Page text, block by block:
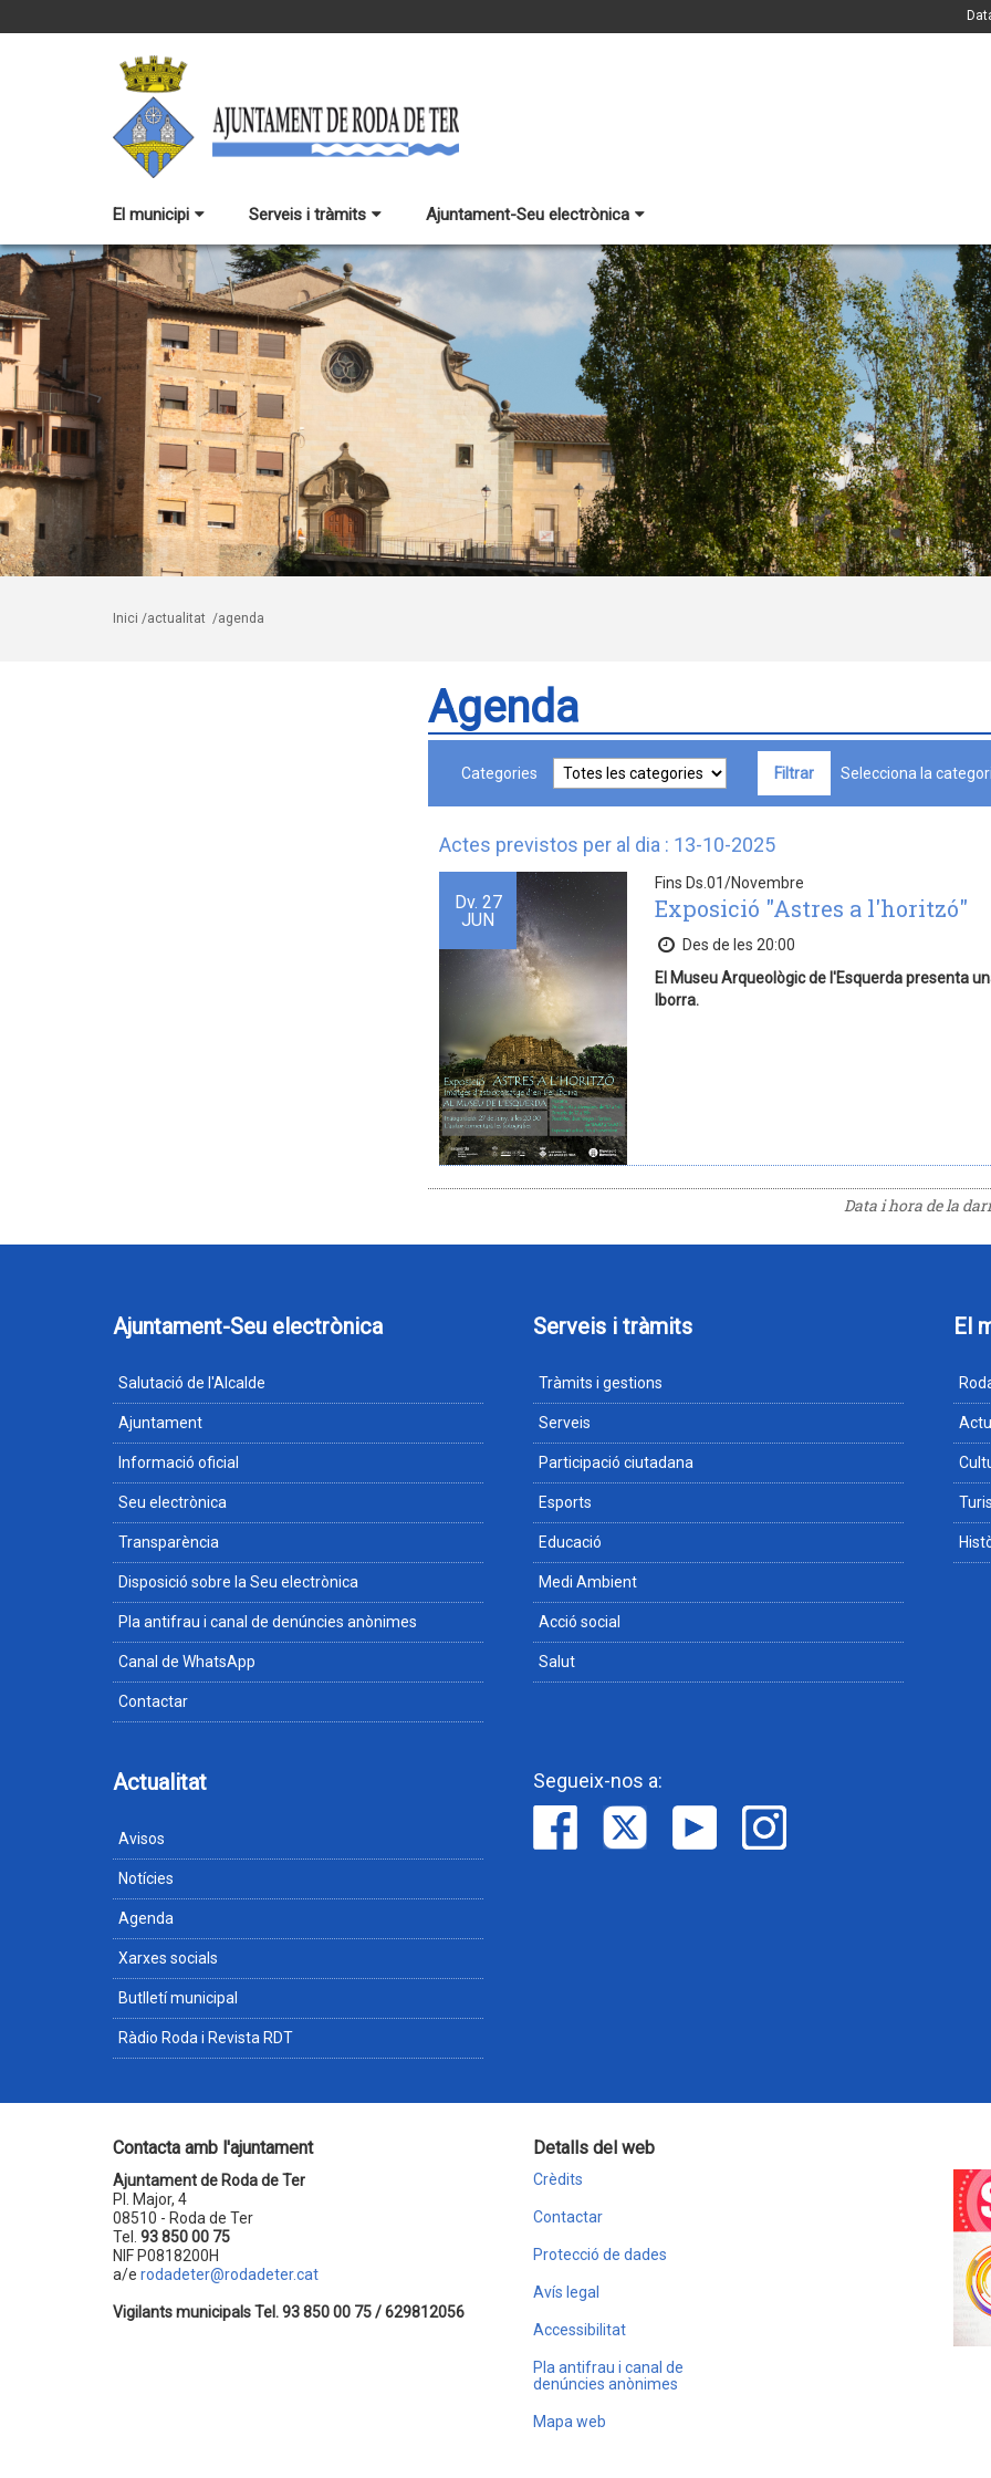
El municipi Serveis i tràmits Ajuntament-Seu electrònica
Inici /actualitat /agenda
Agenda
Categories Selecciona la
Actes previstos per al dia : 13-10-2025
Dv. 27
JUN
Fins Ds.01/Novembre
Exposició "Astres a l'horitzó"
Des de les 20:00
El Museu Arqueològic de l'Esquerda presenta
Iborra.
Data i hora de la
Ajuntament-Seu electrònica
Salutació de l'Alcalde
Ajuntament
Informació oficial
Seu electrònica
Transparència
Disposició sobre la Seu electrònica
Pla antifrau i canal de denúncies anònimes
Canal de WhatsApp
Contactar
Serveis i tràmits
Tràmits i gestions
Serveis
Participació ciutadana
Esports
Educació
Medi Ambient
Acció social
Salut
El
Actualitat
Avisos
Notícies
Agenda
Xarxes socials
Butlletí municipal
Ràdio Roda i Revista RDT
Segueix-nos a:
Contacta amb l'ajuntament
Ajuntament de Roda de Ter
Pl. Major, 4
08510 - Roda de Ter
Tel. 93 850 00 75
NIF P0818200H
a/e rodadeter@rodadeter.cat
Vigilants municipals Tel. 93 850 00 75 / 629812056
Detalls del web
Crèdits
Contactar
Protecció de dades
Avís legal
Accessibilitat
Pla antifrau i canal de
denúncies anònimes
Mapa web